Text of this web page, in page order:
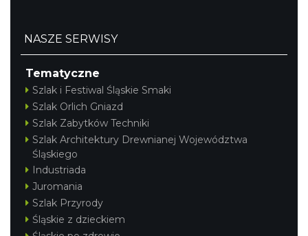
NASZE SERWISY
Tematyczne
Szlak i Festiwal Śląskie Smaki
Szlak Orlich Gniazd
Szlak Zabytków Techniki
Szlak Architektury Drewnianej Województwa
Śląskiego
Industriada
Juromania
Szlak Przyrody
Śląskie z dzieckiem